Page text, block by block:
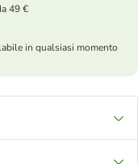
49 €
in qualsiasi momento